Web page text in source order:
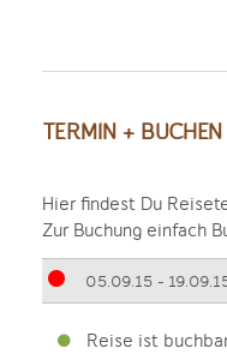
TERMIN + BUCHEN
Hier findest Du
Zur Buchung einfach
05.09.15 -
Reise ist